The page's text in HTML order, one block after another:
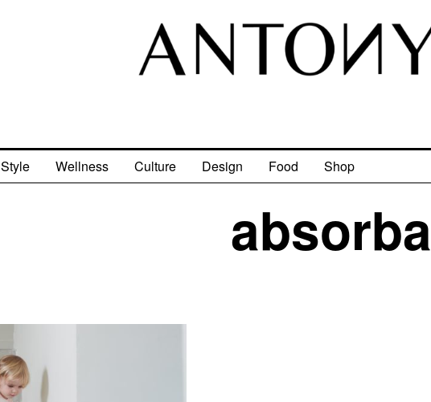
Style Wellness Culture Design Food Shop
absorba